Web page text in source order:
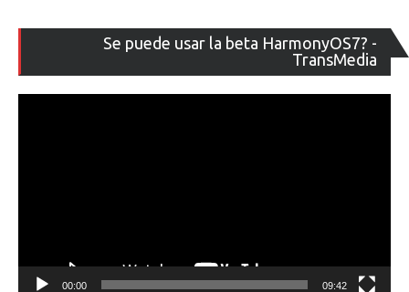
Se puede usar la beta HarmonyOS7? -
TransMedia
de
00:00 09:42